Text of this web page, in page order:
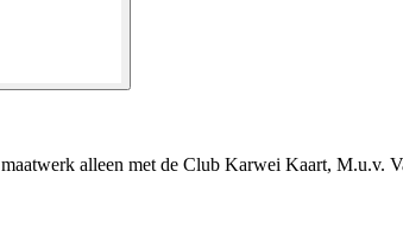
alleen met de Club Karwei Kaart, M.u.v.